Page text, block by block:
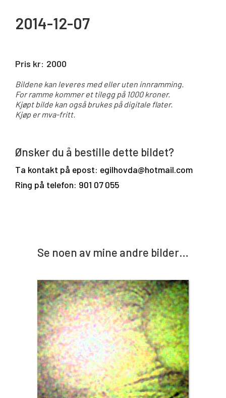
2014-12-07
Pris kr: 2000
Bildene kan leveres med eller uten innramming.
For ramme kommer et tilegg på 1000 kroner.
Kjøpt bilde kan også brukes på digitale flater.
Kjøp er mva-fritt.
Ønsker du å bestille dette bildet?
Ta kontakt på epost: egilhovda@hotmail.com
Ring på telefon: 901 07 055
Se noen av mine andre bilder…